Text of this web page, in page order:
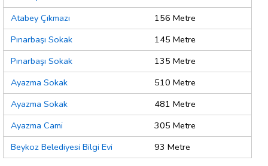
Atabey Çıkmazı
156 Metre
Pınarbaşı Sokak
145 Metre
Pınarbaşı Sokak
135 Metre
Ayazma Sokak
510 Metre
Ayazma Sokak
481 Metre
Ayazma Cami
305 Metre
Beykoz Belediyesi Bilgi Evi
93 Metre